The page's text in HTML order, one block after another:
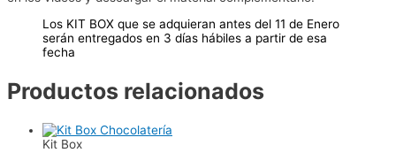
Los KIT BOX que se adquieran antes del 11 de Enero
serán entregados en 3 días hábiles a partir de esa
fecha
Productos relacionados
Kit Box